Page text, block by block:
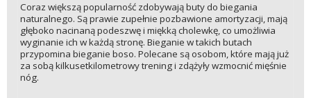
Coraz większą popularność zdobywają buty do biegania
naturalnego. Są prawie zupełnie pozbawione amortyzacji, mają
głęboko nacinaną podeszwę i miękką cholewkę, co umożliwia
wyginanie ich w każdą stronę. Bieganie w takich butach
przypomina bieganie boso. Polecane są osobom, które mają już
za sobą kilkusetkilometrowy trening i zdążyły wzmocnić mięśnie
nóg.